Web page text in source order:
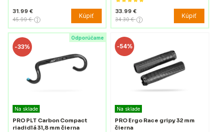
31.99 €
45.99 € Kúpiť
33.99 €
34.30 € Kúpiť
Odporúčame
-33%
Na sklade
PRO PLT Carbon Compact
riadidlá 31,8 mm čierna
-54%
Na sklade
PRO Ergo Race gripy 32 mm
čierna